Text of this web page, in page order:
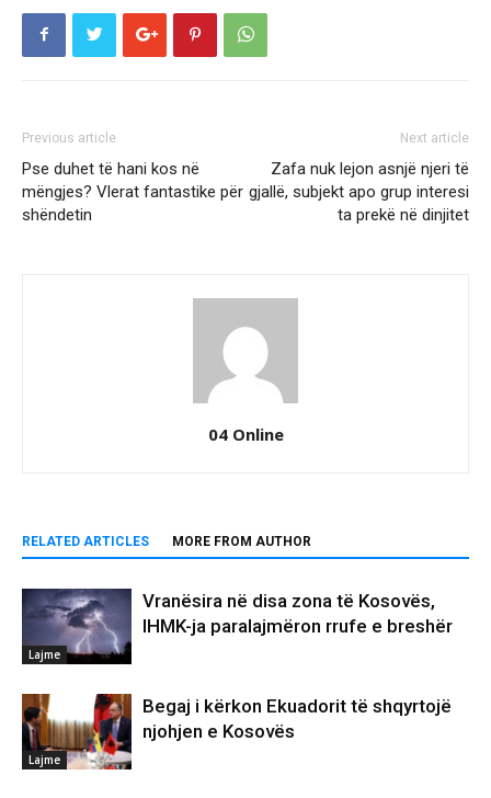
Previous article
Pse duhet të hani kos në
mëngjes? Vlerat fantastike për
shëndetin
Next article
Zafa nuk lejon asnjë njeri të
gjallë, subjekt apo grup interesi
ta prekë në dinjitet
04 Online
RELATED ARTICLES MORE FROM AUTHOR
Lajme
Vranësira në disa zona të Kosovës,
IHMK-ja paralajmëron rrufe e breshër
Lajme
Begaj i kërkon Ekuadorit të shqyrtojë
njohjen e Kosovës